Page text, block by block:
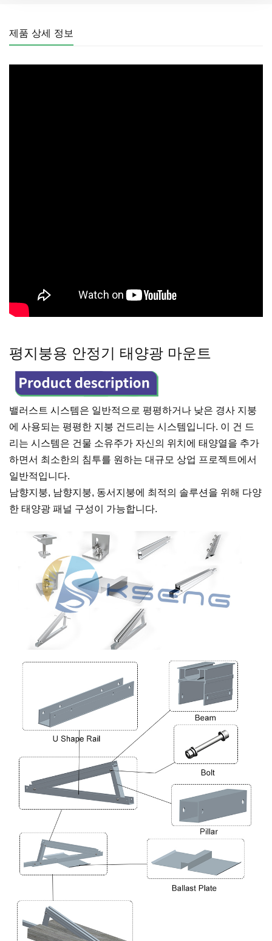
제품 상세 정보
평지붕용 안정기 태양광 마운트
밸러스트 시스템은 일반적으로 평평하거나 낮은 경사 지붕
에 사용되는 평평한 지붕 건드리는 시스템입니다. 이 건 드
리는 시스템은 건물 소유주가 자신의 위치에 태양열을 추가
하면서 최소한의 침투를 원하는 대규모 상업 프로젝트에서
일반적입니다.
남향지붕, 남향지붕, 동서지붕에 최적의 솔루션을 위해 다양
한 태양광 패널 구성이 가능합니다.